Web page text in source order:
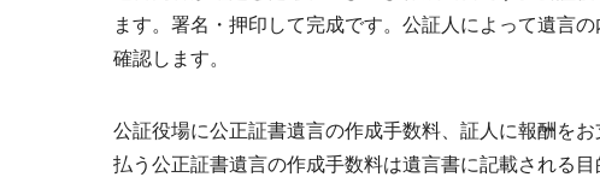
ます。署名・押印して完成です。公証人によって遺言
確認します。
公証役場に公正証書遺言の作成手数料、証人に報酬を
払う公正証書遺言の作成手数料は遺言書に記載される目